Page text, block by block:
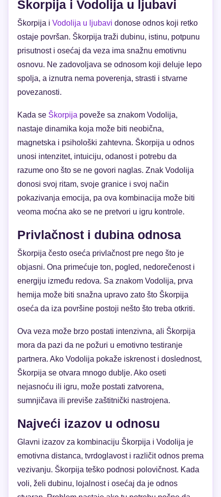
Škorpija i Vodolija u ljubavi
Škorpija i Vodolija u ljubavi donose odnos koji retko
ostaje površan. Škorpija traži dubinu, istinu, potpunu
prisutnost i osećaj da veza ima snažnu emotivnu
osnovu. Ne zadovoljava se odnosom koji deluje lepo
spolja, a iznutra nema poverenja, strasti i stvarne
povezanosti.
Kada se Škorpija poveže sa znakom Vodolija,
nastaje dinamika koja može biti neobična,
magnetska i psihološki zahtevna. Škorpija u odnos
unosi intenzitet, intuiciju, odanost i potrebu da
razume ono što se ne govori naglas. Znak Vodolija
donosi svoj ritam, svoje granice i svoj način
pokazivanja emocija, pa ova kombinacija može biti
veoma moćna ako se ne pretvori u igru kontrole.
Privlačnost i dubina odnosa
Škorpija često oseća privlačnost pre nego što je
objasni. Ona primećuje ton, pogled, nedorečenost i
energiju između redova. Sa znakom Vodolija, prva
hemija može biti snažna upravo zato što Škorpija
oseća da iza površine postoji nešto što treba otkriti.
Ova veza može brzo postati intenzivna, ali Škorpija
mora da pazi da ne požuri u emotivno testiranje
partnera. Ako Vodolija pokaže iskrenost i doslednost,
Škorpija se otvara mnogo dublje. Ako oseti
nejasnoću ili igru, može postati zatvorena,
sumnjičava ili previše zaštitnički nastrojena.
Najveći izazov u odnosu
Glavni izazov za kombinaciju Škorpija i Vodolija je
emotivna distanca, tvrdoglavost i različit odnos prema
vezivanju. Škorpija teško podnosi polovičnost. Kada
voli, želi dubinu, lojalnost i osećaj da je odnos